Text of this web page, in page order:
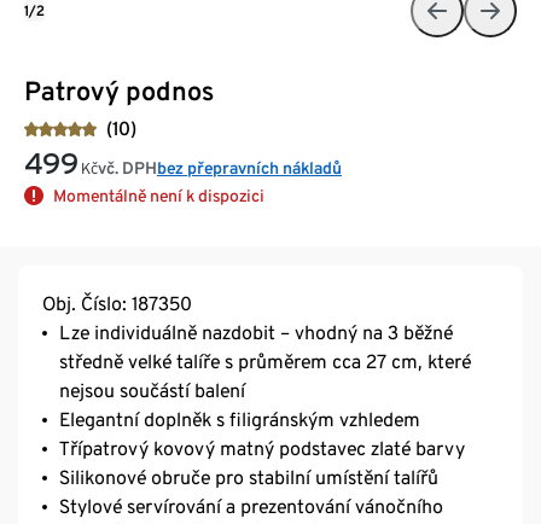
Patrový podnos
(10)
499 Kčvč. DPHbez přepravních nákladů
Momentálně není k dispozici
1/2
Obj. Číslo: 187350
Lze individuálně nazdobit – vhodný na 3 běžné
středně velké talíře s průměrem cca 27 cm, které
nejsou součástí balení
Elegantní doplněk s filigránským vzhledem
Třípatrový kovový matný podstavec zlaté barvy
Silikonové obruče pro stabilní umístění talířů
Stylové servírování a prezentování vánočního